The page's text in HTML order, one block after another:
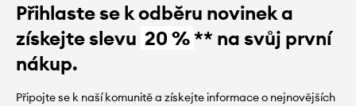
Přihlaste se k odběru novinek a
získejte slevu 20 %** na svůj první
nákup.
Připojte se k naší komunitě a získejte informace o nejnovějších